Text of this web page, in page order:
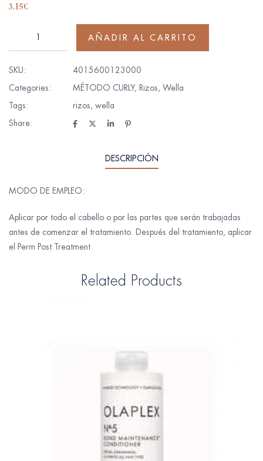
3.15€
AÑADIR AL CARRITO
SKU:
4015600123000
Categories:
MÉTODO CURLY, Rizos, Wella
Tags:
rizos, wella
Share:
DESCRIPCIÓN
MODO DE EMPLEO:
Aplicar por todo el cabello o por las partes que serán trabajadas
antes de comenzar el tratamiento. Después del tratamiento, aplicar
el Perm Post Treatment
Related Products